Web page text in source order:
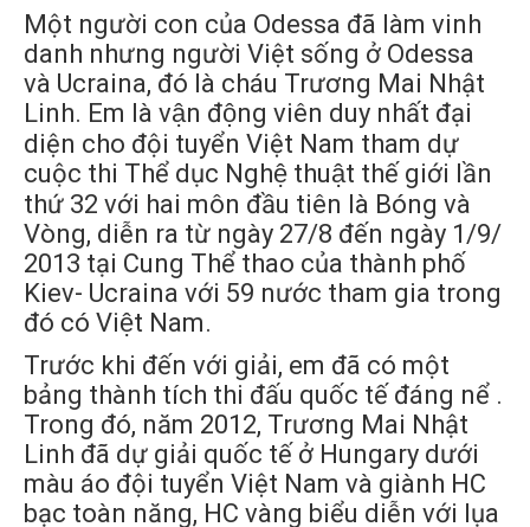
Một người con của Odessa đã làm vinh
danh nhưng người Việt sống ở Odessa
và Ucraina, đó là cháu Trương Mai Nhật
Linh. Em là vận động viên duy nhất đại
diện cho đội tuyển Việt Nam tham dự
cuộc thi Thể dục Nghệ thuật thế giới lần
thứ 32 với hai môn đầu tiên là Bóng và
Vòng, diễn ra từ ngày 27/8 đến ngày 1/9/
2013 tại Cung Thể thao của thành phố
Kiev- Ucraina với 59 nước tham gia trong
đó có Việt Nam.
Trước khi đến với giải, em đã có một
bảng thành tích thi đấu quốc tế đáng nể .
Trong đó, năm 2012, Trương Mai Nhật
Linh đã dự giải quốc tế ở Hungary dưới
màu áo đội tuyển Việt Nam và giành HC
bạc toàn năng, HC vàng biểu diễn với lụa